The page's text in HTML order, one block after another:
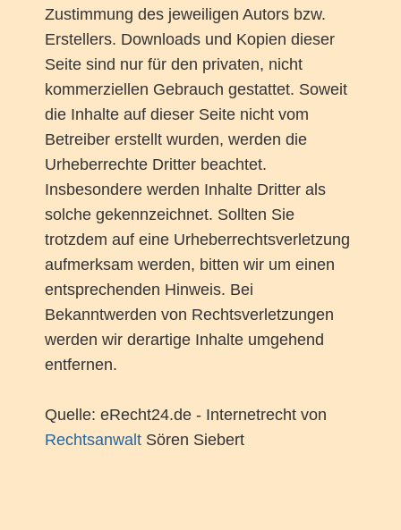
Zustimmung des jeweiligen Autors bzw.
Erstellers. Downloads und Kopien dieser
Seite sind nur für den privaten, nicht
kommerziellen Gebrauch gestattet. Soweit
die Inhalte auf dieser Seite nicht vom
Betreiber erstellt wurden, werden die
Urheberrechte Dritter beachtet.
Insbesondere werden Inhalte Dritter als
solche gekennzeichnet. Sollten Sie
trotzdem auf eine Urheberrechtsverletzung
aufmerksam werden, bitten wir um einen
entsprechenden Hinweis. Bei
Bekanntwerden von Rechtsverletzungen
werden wir derartige Inhalte umgehend
entfernen.
Quelle: eRecht24.de - Internetrecht von
Rechtsanwalt Sören Siebert